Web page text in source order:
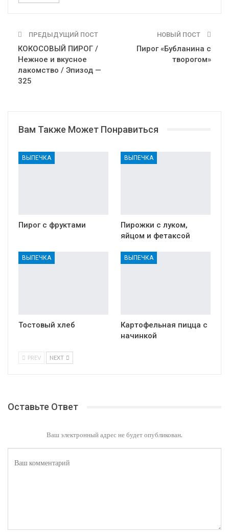
ПРЕДЫДУЩИЙ ПОСТ
КОКОСОВЫЙ ПИРОГ /
Нежное и вкусное
лакомство / Эпизод —
325
НОВЫЙ ПОСТ
Пирог «Бубланина с
творогом»
Вам Также Может Понравиться
ВЫПЕЧКА
Пирог с фруктами
ВЫПЕЧКА
Пирожки с луком,
яйцом и фетаксой
ВЫПЕЧКА
Тостовый хлеб
ВЫПЕЧКА
Картофельная пицца с
начинкой
PREV NEXT
Оставьте Ответ
Ваш электронный адрес не будет опубликован.